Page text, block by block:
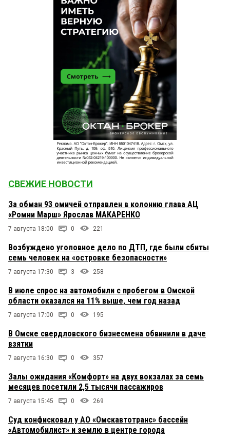
СВЕЖИЕ НОВОСТИ
За обман 93 омичей отправлен в колонию глава АЦ
«Ромни Марш» Ярослав МАКАРЕНКО
7 августа 18:00 0 221
Возбуждено уголовное дело по ДТП, где были сбиты
семь человек на «островке безопасности»
7 августа 17:30 3 258
В июле спрос на автомобили с пробегом в Омской
области оказался на 11% выше, чем год назад
7 августа 17:00 0 195
В Омске свердловского бизнесмена обвинили в даче
взятки
7 августа 16:30 0 357
Залы ожидания «Комфорт» на двух вокзалах за семь
месяцев посетили 2,5 тысячи пассажиров
7 августа 15:45 0 269
Суд конфисковал у АО «Омскавтотранс» бассейн
«Автомобилист» и землю в центре города